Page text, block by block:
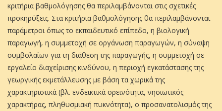
κριτήρια βαθµολόγησης θα περιλαµβάνονται στις σχετικές
προκηρύξεις. Στα κριτήρια βαθµολόγησης θα περιλαµβάνονται
παράµετροι όπως το εκπαιδευτικό επίπεδο, η βιολογική
παραγωγή, η συµµετοχή σε οργάνωση παραγωγών, η σύναψη
συµβολαίων για τη διάθεση της παραγωγής, η συµµετοχή σε
εργαλείο διαχείρισης κινδύνου, η περιοχή εγκατάστασης της
γεωργικής εκµετάλλευσης µε βάση τα χωρικά της
χαρακτηριστικά (βλ. ενδεικτικά ορεινότητα, νησιωτικός
χαρακτήρας, πληθυσµιακή πυκνότητα), ο προσανατολισµός της